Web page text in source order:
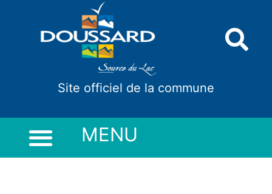
Site officiel de la commune
MENU
Panneau de gestion des cookies